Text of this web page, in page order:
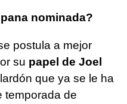
nominada?
postula a mejor
su papel de Joel
que ya se le ha
temporada de